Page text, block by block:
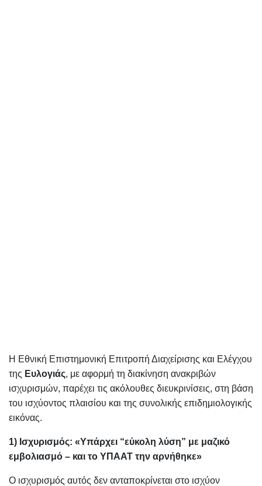
Η Εθνική Επιστημονική Επιτροπή Διαχείρισης και Ελέγχου
της Ευλογιάς, με αφορμή τη διακίνηση ανακριβών
ισχυρισμών, παρέχει τις ακόλουθες διευκρινίσεις, στη βάση
του ισχύοντος πλαισίου και της συνολικής επιδημιολογικής
εικόνας.
1) Ισχυρισμός: «Υπάρχει “εύκολη λύση” με μαζικό
εμβολιασμό – και το ΥΠΑΑΤ την αρνήθηκε»
Ο ισχυρισμός αυτός δεν ανταποκρίνεται στο ισχύον